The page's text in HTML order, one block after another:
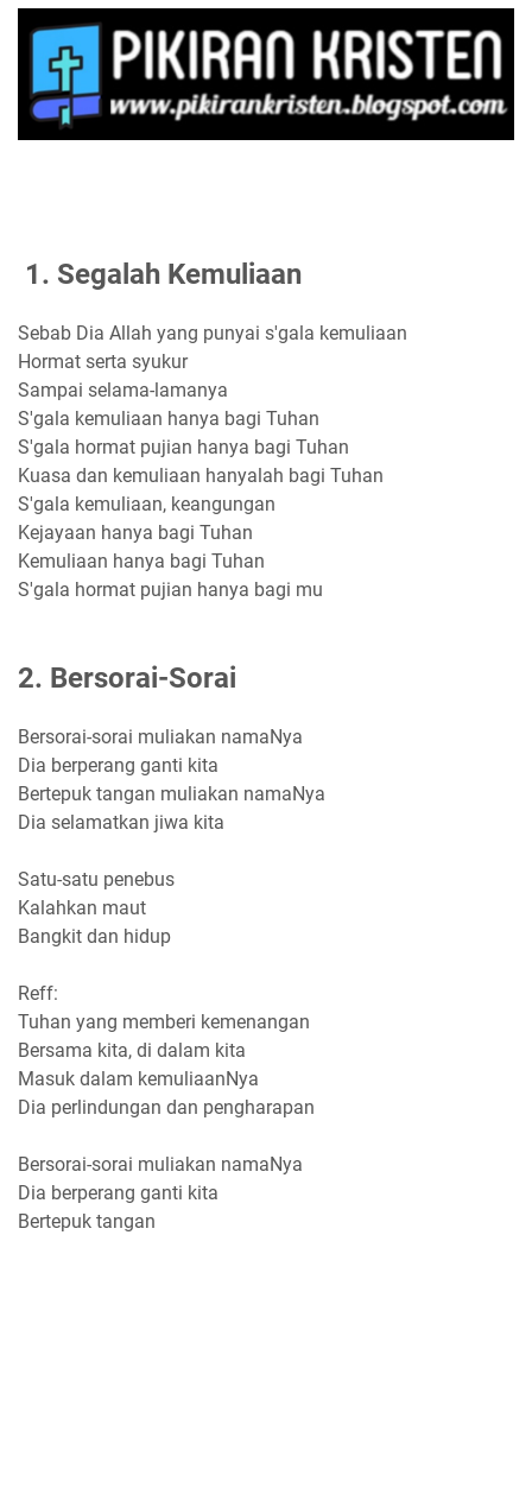
1. Segalah Kemuliaan
Sebab Dia Allah yang punyai s'gala kemuliaan
Hormat serta syukur
Sampai selama-lamanya
S'gala kemuliaan hanya bagi Tuhan
S'gala hormat pujian hanya bagi Tuhan
Kuasa dan kemuliaan hanyalah bagi Tuhan
S'gala kemuliaan, keangungan
Kejayaan hanya bagi Tuhan
Kemuliaan hanya bagi Tuhan
S'gala hormat pujian hanya bagi mu
2. Bersorai-Sorai
Bersorai-sorai muliakan namaNya
Dia berperang ganti kita
Bertepuk tangan muliakan namaNya
Dia selamatkan jiwa kita
Satu-satu penebus
Kalahkan maut
Bangkit dan hidup
Reff:
Tuhan yang memberi kemenangan
Bersama kita, di dalam kita
Masuk dalam kemuliaanNya
Dia perlindungan dan pengharapan
Bersorai-sorai muliakan namaNya
Dia berperang ganti kita
Bertepuk tangan